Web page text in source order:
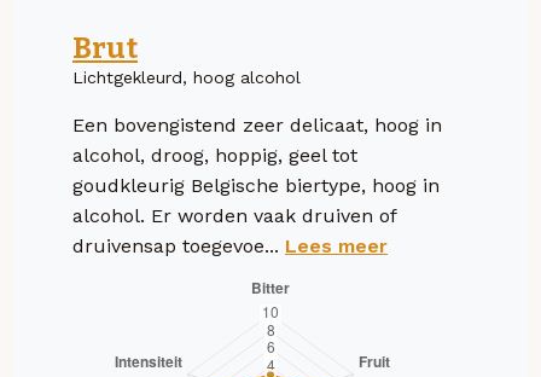
Brut
Lichtgekleurd, hoog alcohol
Een bovengistend zeer delicaat, hoog in
alcohol, droog, hoppig, geel tot
goudkleurig Belgische biertype, hoog in
alcohol. Er worden vaak druiven of
druivensap toegevoe... Lees meer